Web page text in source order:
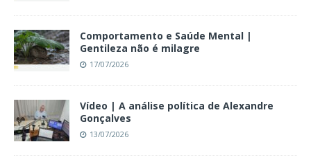
Comportamento e Saúde Mental |
Gentileza não é milagre
17/07/2026
Vídeo | A análise política de Alexandre
Gonçalves
13/07/2026